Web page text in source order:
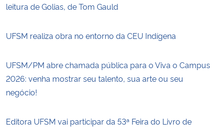
leitura de Golias, de Tom Gauld
UFSM realiza obra no entorno da CEU Indígena
UFSM/PM abre chamada pública para o Viva o Campus
2026: venha mostrar seu talento, sua arte ou seu
negócio!
Editora UFSM vai participar da 53ª Feira do Livro de